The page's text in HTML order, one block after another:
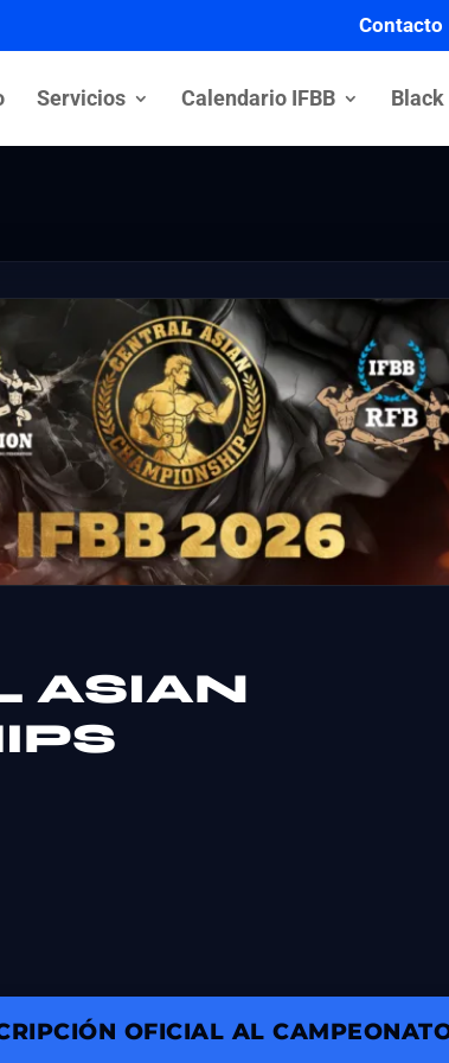
Contacto
Servicios Calendario IFBB Black
ASIAN
OFICIAL AL